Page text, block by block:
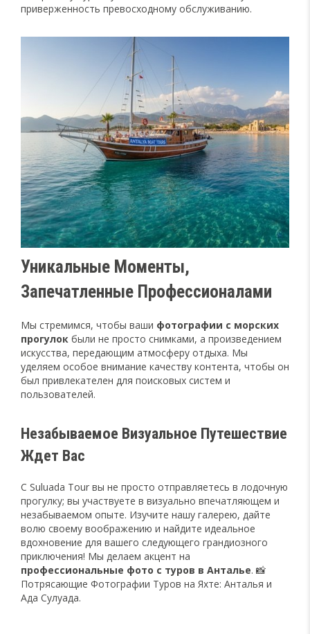
приверженность превосходному обслуживанию.
Уникальные Моменты,
Запечатленные Профессионалами
Мы стремимся, чтобы ваши фотографии с морских
прогулок были не просто снимками, а произведением
искусства, передающим атмосферу отдыха. Мы
уделяем особое внимание качеству контента, чтобы он
был привлекателен для поисковых систем и
пользователей.
Незабываемое Визуальное Путешествие
Ждет Вас
С Suluada Tour вы не просто отправляетесь в лодочную
прогулку; вы участвуете в визуально впечатляющем и
незабываемом опыте. Изучите нашу галерею, дайте
волю своему воображению и найдите идеальное
вдохновение для вашего следующего грандиозного
приключения! Мы делаем акцент на
профессиональные фото с туров в Анталье. 📸
Потрясающие Фотографии Туров на Яхте: Анталья и
Ада Сулуада.